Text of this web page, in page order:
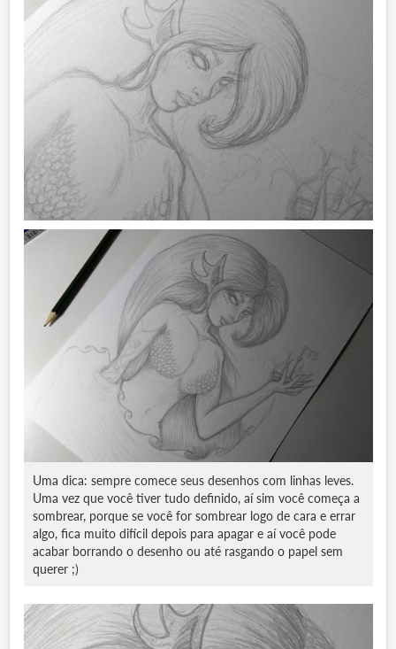
Uma dica: sempre comece seus desenhos com linhas leves.
Uma vez que você tiver tudo definido, aí sim você começa a
sombrear, porque se você for sombrear logo de cara e errar
algo, fica muito difícil depois para apagar e aí você pode
acabar borrando o desenho ou até rasgando o papel sem
querer ;)